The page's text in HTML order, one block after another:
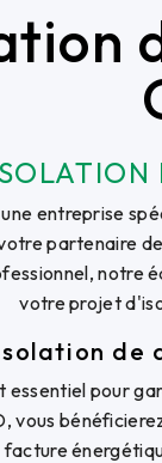
entreprise
partenaire
notre
votre projet
de
essentiel pour
vous